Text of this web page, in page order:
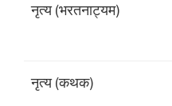
नृत्य (भरतनाट्यम)
नृत्य (कथक)